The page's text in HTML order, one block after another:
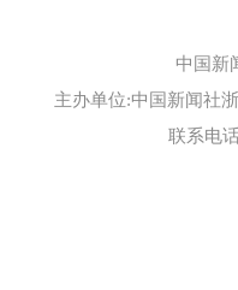
中国新
主办单位:中国新闻社
联系电